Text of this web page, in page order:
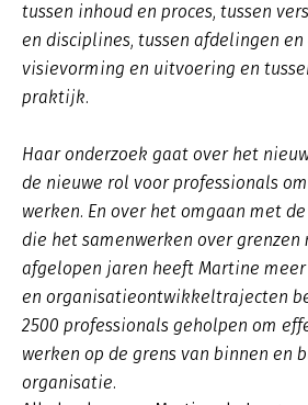
tussen inhoud en proces, tussen
en disciplines, tussen afdelingen
visievorming en uitvoering en
praktijk.
Haar onderzoek gaat over het
de nieuwe rol voor professionals
werken. En over het omgaan met
die het samenwerken over grenzen
afgelopen jaren heeft Martine
en organisatieontwikkeltrajecten
2500 professionals geholpen om
werken op de grens van binnen en
organisatie.